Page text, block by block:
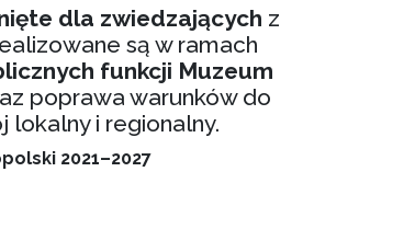
dla zwiedzających z
są w ramach
funkcji Muzeum
poprawa warunków do
lokalny i regionalny.
2021–2027